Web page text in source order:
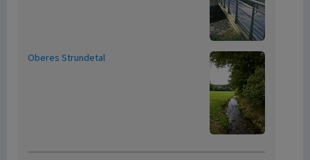
Oberes Strundetal